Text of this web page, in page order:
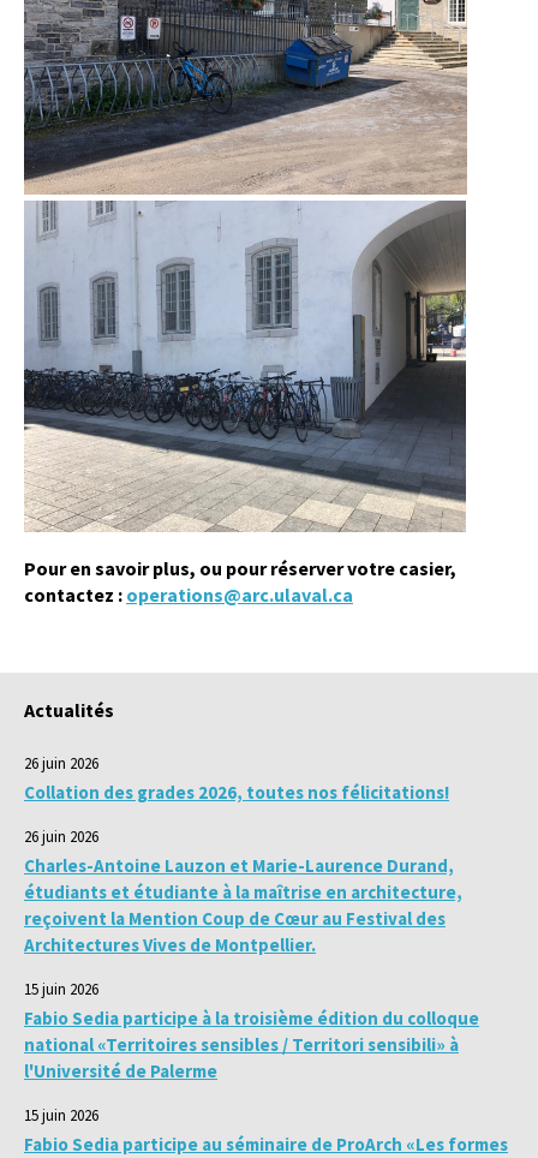
Pour en savoir plus, ou pour réserver votre casier,
contactez : operations@arc.ulaval.ca
Actualités
26 juin 2026
Collation des grades 2026, toutes nos félicitations!
26 juin 2026
Charles-Antoine Lauzon et Marie-Laurence Durand,
étudiants et étudiante à la maîtrise en architecture,
reçoivent la Mention Coup de Cœur au Festival des
Architectures Vives de Montpellier.
15 juin 2026
Fabio Sedia participe à la troisième édition du colloque
national «Territoires sensibles / Territori sensibili» à
l'Université de Palerme
15 juin 2026
Fabio Sedia participe au séminaire de ProArch «Les formes